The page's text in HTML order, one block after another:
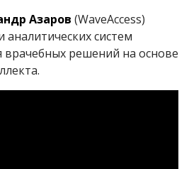
Азаров (WaveAccess)
аналитических систем
решений на основе